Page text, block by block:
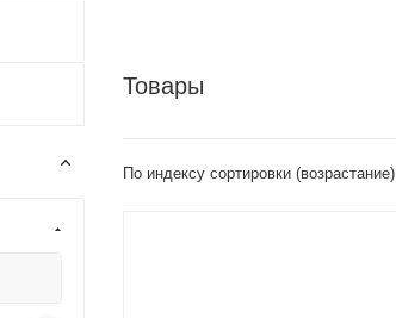
Товары
По индексу сортировки (возрастание)